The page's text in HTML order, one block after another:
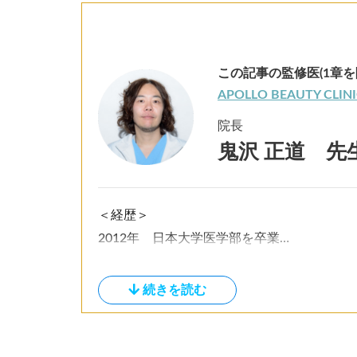
この記事の監修医(1章
APOLLO BEAUTY
院長
鬼沢 正道 先
＜経歴＞
2012年 日本大学医学部を卒業
2014年 慶應義塾大学整形外科学教室に入職
2016年 大手美容外科クリニックに勤務